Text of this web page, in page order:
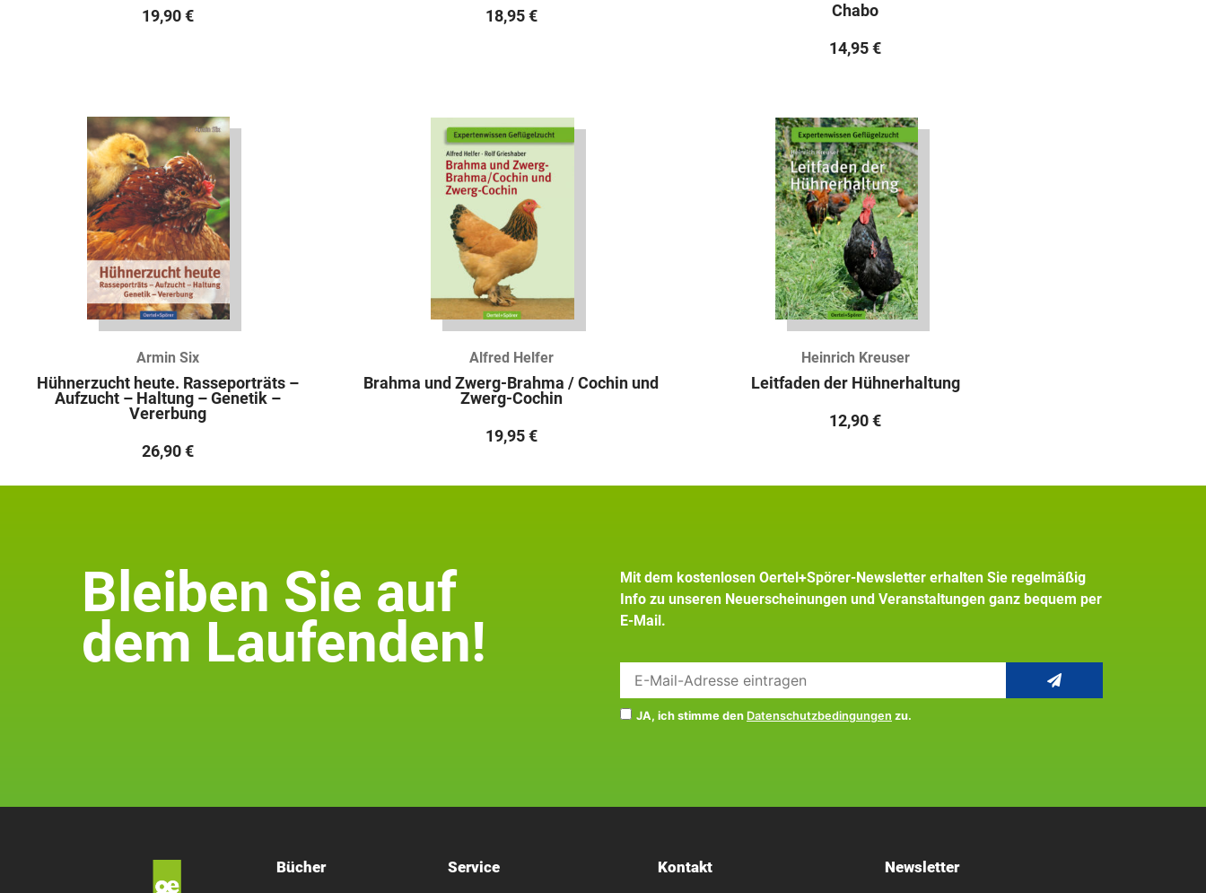
19,90 € 18,95 € Chabo
14,95€
Armin Six
Hühnerzucht heute. Rasseporträts –
Aufzucht – Haltung – Genetik –
Vererbung
26,90 €
Alfred Helfer
Brahma und Zwerg-Brahma / Cochin und
Zwerg-Cochin
19,95 €
Heinrich Kreuser
Leitfaden der Hühnerhaltung
12,90€
Bleiben Sie auf
dem Laufenden!
Mit dem kostenlosen Oertel+Spörer-Newsletter erhalten Sie regelmäßig
Info zu unseren Neuerscheinungen und Veranstaltungen ganz bequem per
E-Mail.
JA, ich stimme den Datenschutzbedingungen zu.
Bücher Service Kontakt Newsletter